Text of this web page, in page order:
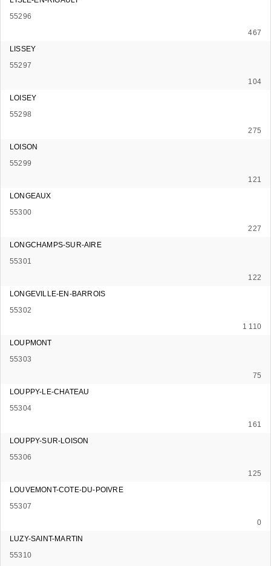
55296
467
LISSEY
55297
104
LOISEY
55298
275
LOISON
55299
121
LONGEAUX
55300
227
LONGCHAMPS-SUR-AIRE
55301
122
LONGEVILLE-EN-BARROIS
55302
1 110
LOUPMONT
55303
75
LOUPPY-LE-CHATEAU
55304
161
LOUPPY-SUR-LOISON
55306
125
LOUVEMONT-COTE-DU-POIVRE
55307
0
LUZY-SAINT-MARTIN
55310